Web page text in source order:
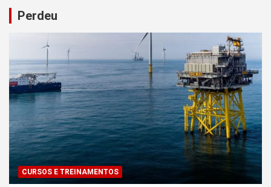
Perdeu
CURSOS E TREINAMENTOS